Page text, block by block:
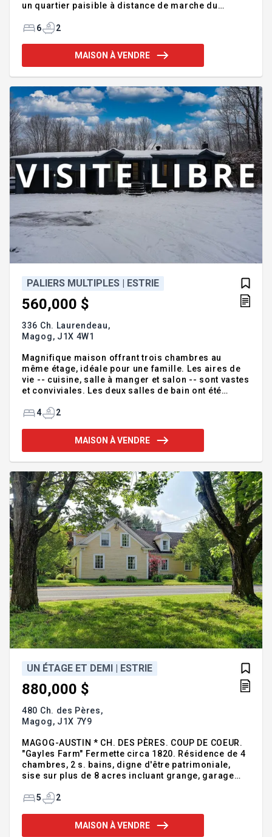
un quartier paisible à distance de marche du
tennis et le parc de la Pointe Merry sur le lac
rivière. Salon avec foyer au gaz, s. manger
distincte, agrandissement 2005 incluant cuisine
surplombant la cour arrière & piscine hors terre.
Spacieux sous-sol avec ent
6 2
MAISON À VENDRE
PALIERS MULTIPLES | ESTRIE
560,000 $
336 Ch. Laurendeau,
Magog, J1X 4W1
Magnifique maison offrant trois chambres au
même étage, idéale pour une famille. Les aires de
vie -- cuisine, salle à manger et salon -- sont vastes
et conviviales. Les deux salles de bain ont été
propriété comprend un garage, un terrain boisé et
pleinement des saisons. La proximité du lac
Lovering constitue un atout majeur. Une visite
piscine et accessoires.Exclusions :
4 2
MAISON À VENDRE
UN ÉTAGE ET DEMI | ESTRIE
880,000 $
480 Ch. des Pères,
Magog, J1X 7Y9
MAGOG-AUSTIN * CH. DES PÈRES. COUP DE COEUR.
"Gayles Farm" Fermette circa 1820. Résidence de 4
chambres, 2 s. bains, digne d'être patrimoniale,
sise sur plus de 8 acres incluant grange, garage
grange rouge. Étang, belle prairie offrant vues vers
chaleureuse, cuisine avec coin repas/banquette, s.
à manger distincte, salon avec foyer au bois,
5 2
MAISON À VENDRE